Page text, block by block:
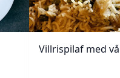
Villrispilaf med